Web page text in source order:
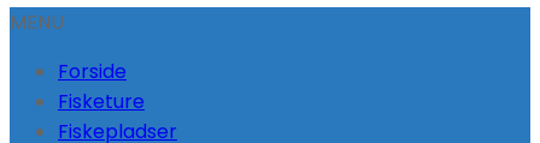
MENU
Forside
Fisketure
Fiskepladser